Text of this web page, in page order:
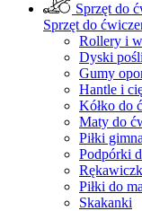
Sprzęt do
Sprzęt do
Rollery i
Dyski
Gumy
Hantle i
Kółko do
Maty do
Piłki
Podpórki
Piłki do
Skakanki